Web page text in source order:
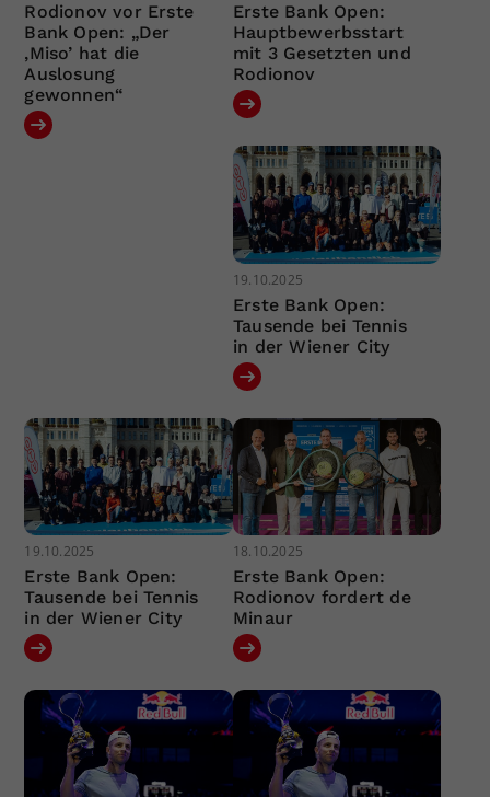
Rodionov vor Erste
Bank Open: „Der
‚Miso’ hat die
Auslosung
gewonnen“
Erste Bank Open:
Hauptbewerbsstart
mit 3 Gesetzten und
Rodionov
19.10.2025
Erste Bank Open:
Tausende bei Tennis
in der Wiener City
19.10.2025
Erste Bank Open:
Tausende bei Tennis
in der Wiener City
18.10.2025
Erste Bank Open:
Rodionov fordert de
Minaur